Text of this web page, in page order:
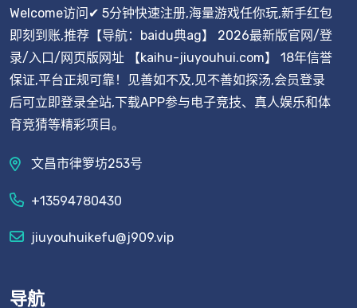
Welcome访问✔ 5分钟快速注册,海量游戏任你玩,新手红包
即刻到账,推荐【导航：baidu典ag】 2026最新版官网/登
录/入口/网页版网址 【kaihu-jiuyouhui.com】 18年信誉
保证,平台正规可靠！见善如不及,见不善如探汤,会员登录
后可立即登录全站,下载APP参与电子竞技、真人娱乐和体
育竞猜等精彩项目。
文昌市律箩坊253号
+13594780430
jiuyouhuikefu@j909.vip
导航